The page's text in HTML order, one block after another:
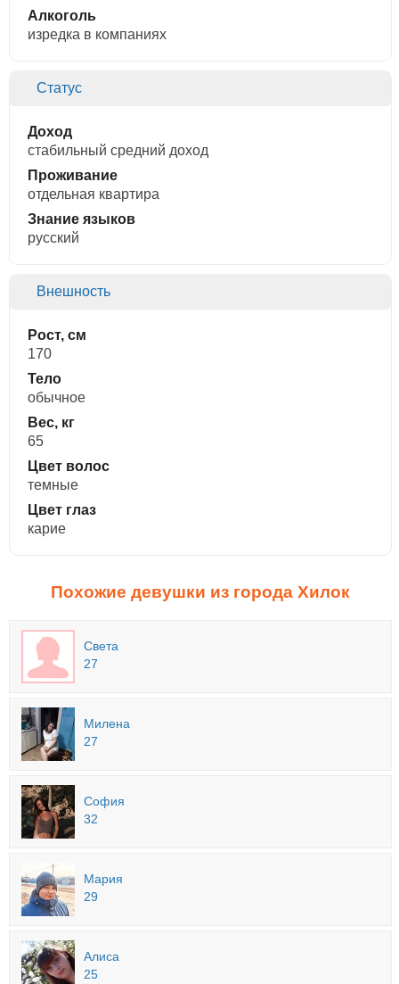
Алкоголь
изредка в компаниях
Статус
Доход
стабильный средний доход
Проживание
отдельная квартира
Знание языков
русский
Внешность
Рост, см
170
Тело
обычное
Вес, кг
65
Цвет волос
темные
Цвет глаз
карие
Похожие девушки из города Хилок
Света
27
Милена
27
София
32
Мария
29
Алиса
25